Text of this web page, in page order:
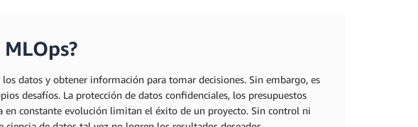
datos y obtener información para tomar decisiones. Sin embargo, es
desafíos. La protección de datos confidenciales, los presupuestos
en constante evolución limitan el éxito de un proyecto. Sin control ni